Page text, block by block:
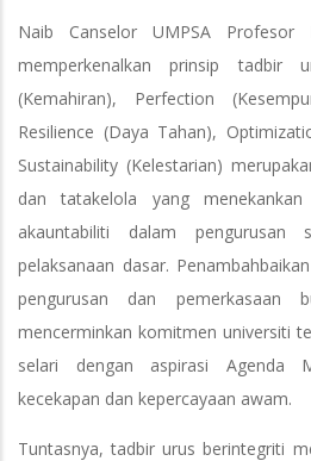
Naib Canselor UMPSA
memperkenalkan prinsip tadbir
(Kemahiran), Perfection
Resilience (Daya Tahan),
Sustainability (Kelestarian)
dan tatakelola yang
akauntabiliti dalam pengurusan
pelaksanaan dasar.
pengurusan dan pemerkasaan
mencerminkan komitmen universiti
selari dengan aspirasi Agenda
kecekapan dan kepercayaan awam.
Tuntasnya, tadbir urus berintegriti